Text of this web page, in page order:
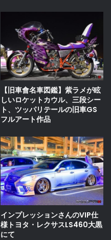
【旧車會名車図鑑】紫ラメが眩
しいロケットカウル、三段シー
ト、ツッパリテールの旧車GS
フルアート作品
インプレッションさんのVIP仕
様トヨタ・レクサスLS460大黒
にて